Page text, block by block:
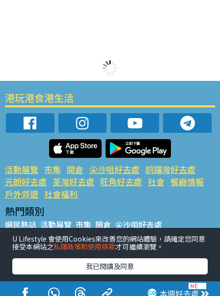
本週好去處
港玩港食港生活
活動展覽 市集 開倉 尖沙咀好去處 銅鑼灣好去處
元朗好去處 荃灣好去處 旺角好去處 社會 餐廳情報
戶外郊遊 社會福利
熱門類別
網民熱話 活動展覽 市集 開倉 尖沙咀好去處
銅鑼灣好去處 元朗好去處 荃灣好去處 旺角好去處 社會
餐廳情報 戶外郊遊
熱門標籤
#UGO搵好去處 #人氣活動推介 #美食社群熱話
#親子玩樂好去處
#ULifestyle應用程式
#限時搶
U Lifestyle 會使用Cookies來改善您的網站體驗，請確定您同意
接受本網站之私隱政策和使用條款才可繼續瀏覽。
我已閱讀及同意